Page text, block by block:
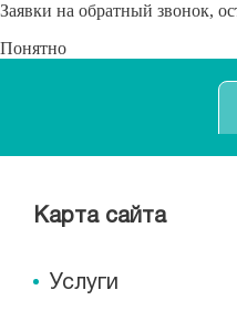
Заявки на обратный звонок,
Понятно
Карта сайта
Услуги